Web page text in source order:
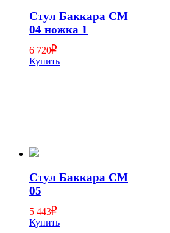
Стул Баккара СМ
04 ножка 1
6 720
Купить
Стул Баккара СМ
05
5 443
Купить